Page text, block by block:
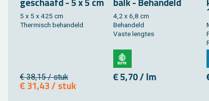
5 x 5 x 425 cm
Ther­misch be­han­deld
€ 38,15 / stuk
€ 31,43 / stuk
4,2 x 6,8 cm
Be­han­deld
Vaste leng­tes
€ 5,70 / lm